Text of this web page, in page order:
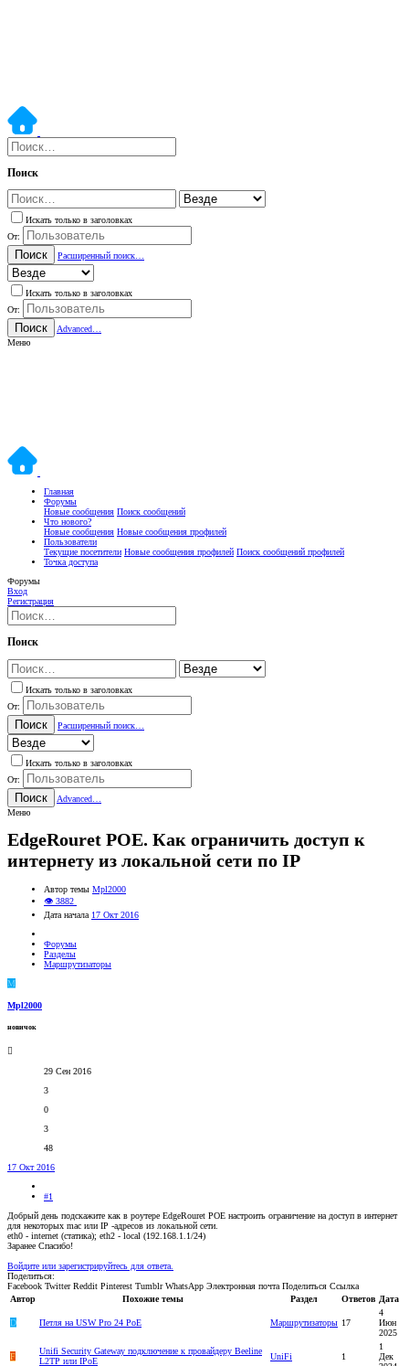
Поиск
Искать только в заголовках
От:
Поиск Расширенный поиск…
Искать только в заголовках
От:
Поиск
Advanced…
Меню
Главная
Форумы
Новые сообщения Поиск сообщений
Что нового?
Новые сообщения Новые сообщения профилей
Пользователи
Текущие посетители Новые сообщения профилей Поиск сообщений профилей
Точка доступа
Форумы
Вход
Регистрация
Поиск
Искать только в заголовках
От:
Поиск Расширенный поиск…
Искать только в заголовках
От:
Поиск
Advanced…
Меню
EdgeRouret POE. Как ограничить доступ к
интернету из локальной сети по IP
Автор темы Mpl2000
👁 3882
Дата начала 17 Окт 2016
Форумы
Разделы
Маршрутизаторы
M
Mpl2000
новичок
29 Сен 2016
3
0
3
48
17 Окт 2016
#1
Добрый день подскажите как в роутере EdgeRouret POE настроить ограничение на доступ в интернет
для некоторых mac или IP -адресов из локальной сети.
eth0 - internet (статика); eth2 - local (192.168.1.1/24)
Заранее Спасибо!
Войдите или зарегистрируйтесь для ответа.
Поделиться:
Facebook Twitter Reddit Pinterest Tumblr WhatsApp Электронная почта Поделиться Ссылка
Автор
Похожие темы Раздел Ответов Дата
D Петля на USW Pro 24 PoE Маршрутизаторы 17
4
Июн
2025
F
Unifi Security Gateway подключение к провайдеру Beeline
L2TP или IPoE
UniFi 1
1
Дек